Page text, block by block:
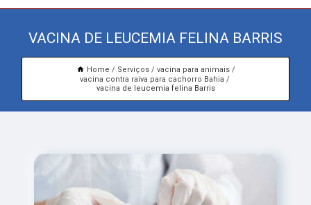
VACINA DE LEUCEMIA FELINA BARRIS
Home Serviços
vacina para animais
vacina contra raiva para cachorro Bahia
vacina de leucemia felina Barris